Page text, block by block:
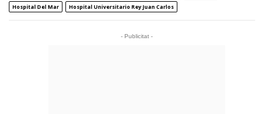
Hospital Del Mar
Hospital Universitario Rey Juan Carlos
- Publicitat -